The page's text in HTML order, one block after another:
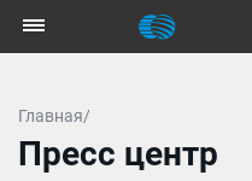
Главная/
Пресс центр